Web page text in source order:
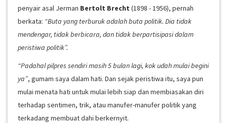
penyair asal Jerman Bertolt Brecht (1898 - 1956), pernah
berkata: “Buta yang terburuk adalah buta politik. Dia tidak
mendengar, tidak berbicara, dan tidak berpartisipasi dalam
peristiwa politik”.
“Padahal pilpres sendiri masih 5 bulan lagi, kok udah mulai begini
ya”, gumam saya dalam hati. Dan sejak peristiwa itu, saya pun
mulai menata hati untuk mulai lebih siap dan membiasakan diri
terhadap sentimen, trik, atau manufer-manufer politik yang
terkadang membuat dahi berkernyit.